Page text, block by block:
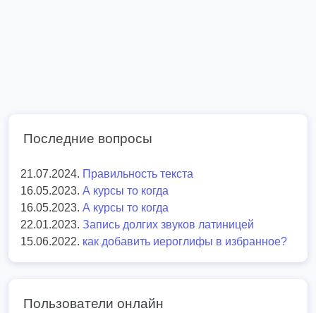
Последние вопросы
21.07.2024. Правильность текста
16.05.2023. А курсы то когда
16.05.2023. А курсы то когда
22.01.2023. Запись долгих звуков латиницей
15.06.2022. как добавить иероглифы в избранное?
Пользователи онлайн